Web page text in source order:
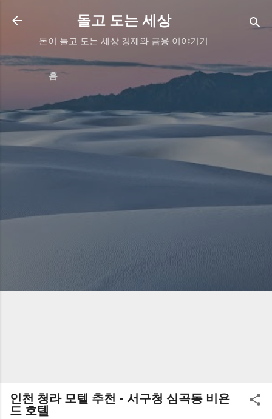
기본 콘텐츠로 건너뛰기
돌고 도는 세상
돈이 돌고 도는 세상 경제와 금융 이야기기
홈
인천 청라 모텔 추천 - 서구청 심곡동 비욘
드 호텔